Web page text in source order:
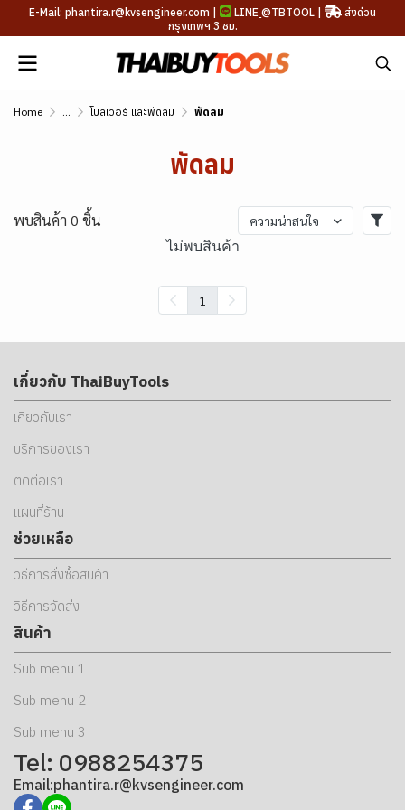
E-Mail: phantira.r@kvsengineer.com | LINE @TBTOOL |
ส่งด่วน
กรุงเทพฯ 3 ชม.
Home ... โบลเวอร์ และพัดลม พัดลม
พัดลม
พบสินค้า 0 ชิ้น ความน่าสนใจ
ไม่พบสินค้า
1
เกี่ยวกับ ThaiBuyTools
เกี่ยวกับเรา
บริการของเรา
ติดต่อเรา
แผนที่ร้าน
ช่วยเหลือ
วิธีการสั่งซื้อสินค้า
วิธีการจัดส่ง
สินค้า
Sub menu 1
Sub menu 2
Sub menu 3
Tel: 0988254375
Email:phantira.r@kvsengineer.com